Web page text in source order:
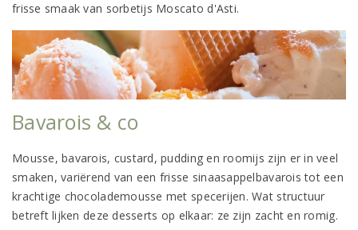
frisse smaak van sorbetijs Moscato d'Asti.
Bavarois & co
Mousse, bavarois, custard, pudding en roomijs zijn er in veel
smaken, variërend van een frisse sinaasappelbavarois tot een
krachtige chocolademousse met specerijen. Wat structuur
betreft lijken deze desserts op elkaar: ze zijn zacht en romig.